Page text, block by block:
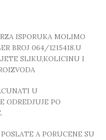
ISPORUKA MOLIMO
BROJ 064/1215418.U
SLIKU,KOLICINU I
U
ODREDJUJE PO
A PORUCENE SU